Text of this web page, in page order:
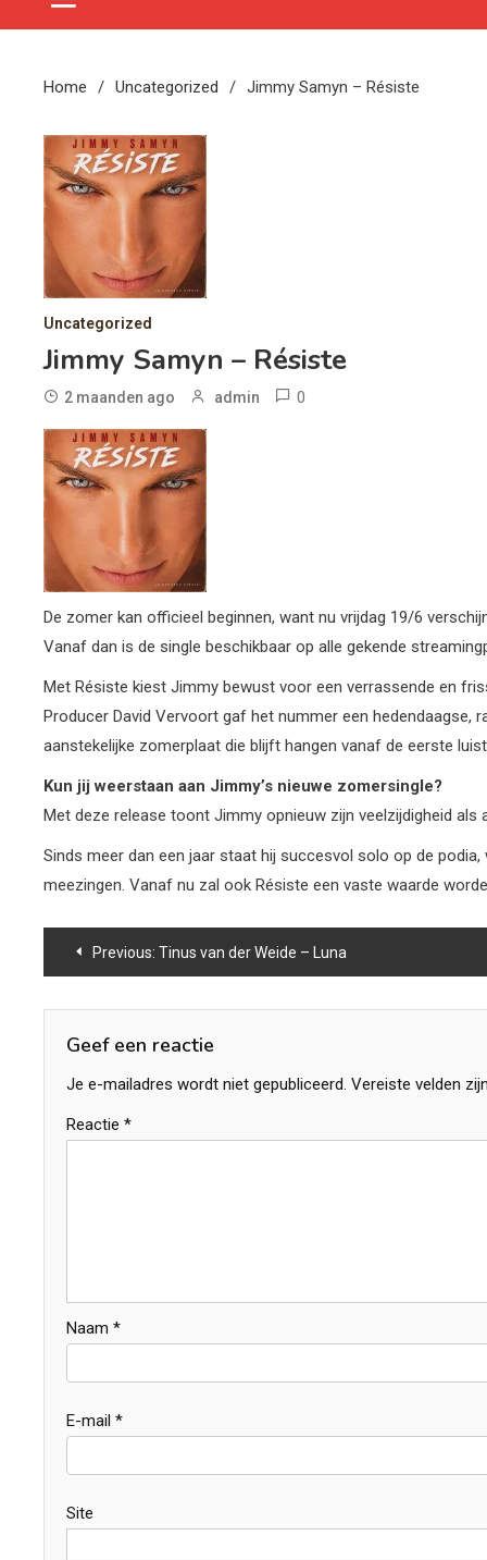
Home Uncategorized Jimmy Samyn – Résiste
Uncategorized
Jimmy Samyn – Résiste
2 maanden ago admin 0
De zomer kan officieel beginnen, want nu vrijdag 19/6
Vanaf dan is de single beschikbaar op alle gekende
Met Résiste kiest Jimmy bewust voor een verrassende en
Producer David Vervoort gaf het nummer een hedendaagse,
aanstekelijke zomerplaat die blijft hangen vanaf de eerste
Kun jij weerstaan aan Jimmy’s nieuwe zomersingle?
Met deze release toont Jimmy opnieuw zijn veelzijdigheid als
Sinds meer dan een jaar staat hij succesvol solo op de
meezingen. Vanaf nu zal ook Résiste een vaste waarde
Bericht
navigatie
Previous: Tinus van der Weide – Luna
Geef een reactie
Je e-mailadres wordt niet gepubliceerd. Vereiste velden
Reactie *
Naam *
E-mail *
Site